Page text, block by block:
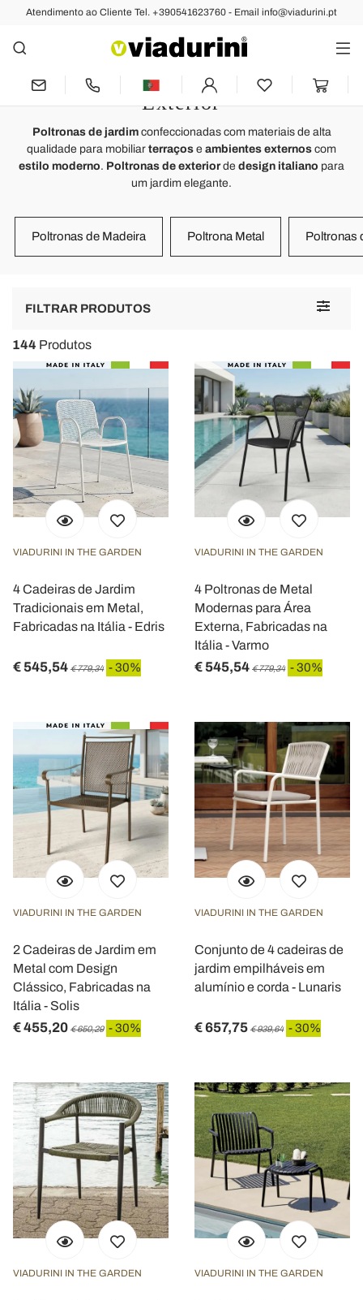
Atendimento ao Cliente Tel. +390541623760 - Email info@viadurini.pt
Poltronas Jardim - Design
Moderno e Luxuoso para o seu
Exterior
Poltronas de jardimconfeccionadas com materiais de alta
qualidade para mobiliar terraços e ambientes externos com
estilo moderno. Poltronas de exteriorde design italiano para
um jardim elegante.
Poltronas de Madeira Poltrona Metal Poltronas
Toggle
FILTRAR PRODUTOS
144 Produtos
VIADURINI IN THE GARDEN
4 Cadeiras de Jardim
Tradicionais em Metal,
Fabricadas na Itália - Edris
€ 545,54 € 779,34 - 30%
VIADURINI IN THE GARDEN
4 Poltronas de Metal
Modernas para Área
Externa, Fabricadas na
Itália - Varmo
€ 545,54 € 779,34 - 30%
VIADURINI IN THE GARDEN
2 Cadeiras de Jardim em
Metal com Design
Clássico, Fabricadas na
Itália - Solis
€ 455,20 € 650,29 - 30%
VIADURINI IN THE GARDEN
Conjunto de 4 cadeiras de
jardim empilháveis em
alumínio e corda - Lunaris
€ 657,75 € 939,64 - 30%
VIADURINI IN THE GARDEN VIADURINI IN THE GARDEN